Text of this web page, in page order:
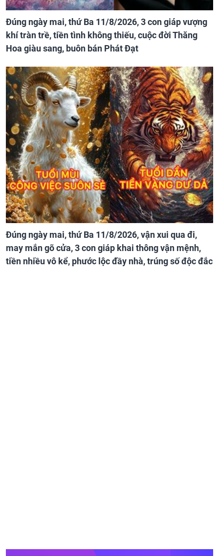
Đúng ngày mai, thứ Ba 11/8/2026, 3 con giáp vượng
khí tràn trề, tiền tình không thiếu, cuộc đời Thăng
Hoa giàu sang, buôn bán Phát Đạt
Đúng ngày mai, thứ Ba 11/8/2026, vận xui qua đi,
may mắn gõ cửa, 3 con giáp khai thông vận mệnh,
tiền nhiều vô kể, phước lộc đầy nhà, trúng số độc đắc